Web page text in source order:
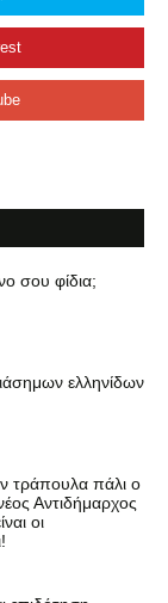
σου φίδια;
ελληνίδων
τράπουλα πάλι ο
Αντιδήμαρχος
οι